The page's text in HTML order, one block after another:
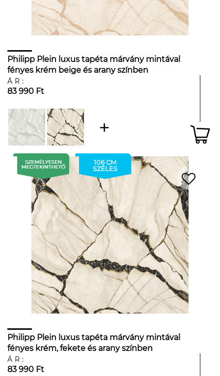
Philipp Plein luxus tapéta márvány mintával
fényes krém beige és arany színben
ÁR:
83 990 Ft
106 CM
SZÉLES
Philipp Plein luxus tapéta márvány mintával
fényes krém, fekete és arany színben
ÁR:
83 990 Ft